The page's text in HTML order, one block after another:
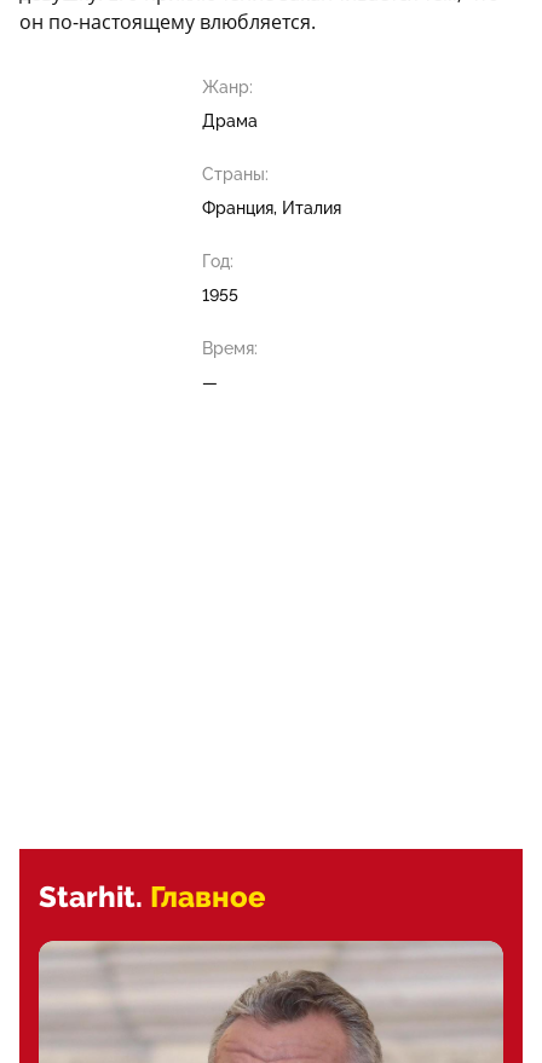
он по-настоящему влюбляется.
Жанр:
Драма
Страны:
Франция, Италия
Год:
1955
Время:
—
Starhit. Главное